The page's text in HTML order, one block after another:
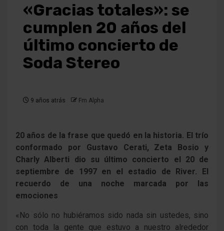
«Gracias totales»: se
cumplen 20 años del
último concierto de
Soda Stereo
9 años atrás Fm Alpha
20 años de la frase que quedó en la historia. El trío
conformado por Gustavo Cerati, Zeta Bosio y
Charly Alberti dio su último concierto el 20 de
septiembre de 1997 en el estadio de River. El
recuerdo de una noche marcada por las
emociones
«No sólo no hubiéramos sido nada sin ustedes, sino
con toda la gente que estuvo a nuestro alrededor